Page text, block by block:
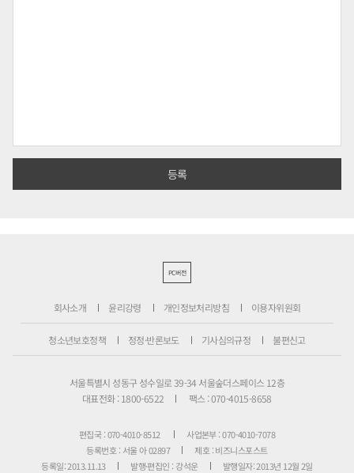
PC버전
회사소개 윤리강령 개인정보처리방침 이용자위원회
청소년보호정책 정정·반론보도 기사심의규정 불편신고
서울특별시 성동구 성수일로 39-34 서울숲더스페이스 12층
대표전화 : 1800-6522
팩스 : 070-4015-8658
편집국 : 070-4010-8512
사업본부 : 070-4010-7078
등록번호 : 서울 아 02897
제호 : 비즈니스포스트
등록일: 2013.11.13
발행·편집인 : 강석운 발행일자: 2013년 12월 2일